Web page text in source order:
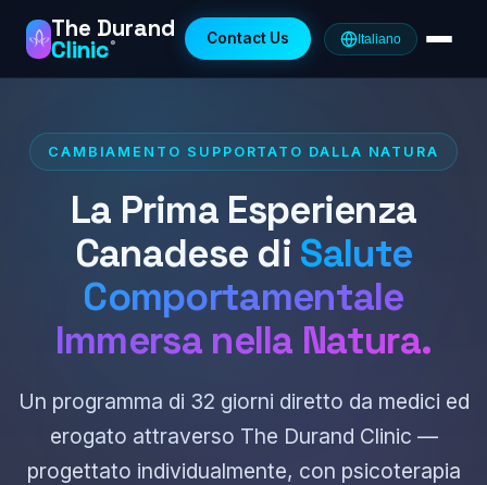
The Durand
Clinic® Contact Us Italiano
CAMBIAMENTO SUPPORTATO DALLA NATURA
La Prima Esperienza
Canadese di Salute
Comportamentale
Immersa nella Natura.
Un programma di 32 giorni diretto da medici ed
erogato attraverso The Durand Clinic —
progettato individualmente, con psicoterapia